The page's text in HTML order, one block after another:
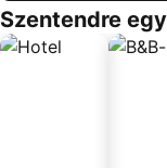
Szentendre